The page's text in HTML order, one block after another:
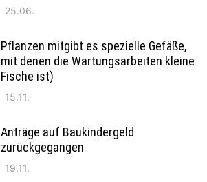
25.06.
Pflanzen mitgibt es spezielle Gefäße,
mit denen die Wartungsarbeiten kleine
Fische ist)
15.11.
Anträge auf Baukindergeld
zurückgegangen
19.11.